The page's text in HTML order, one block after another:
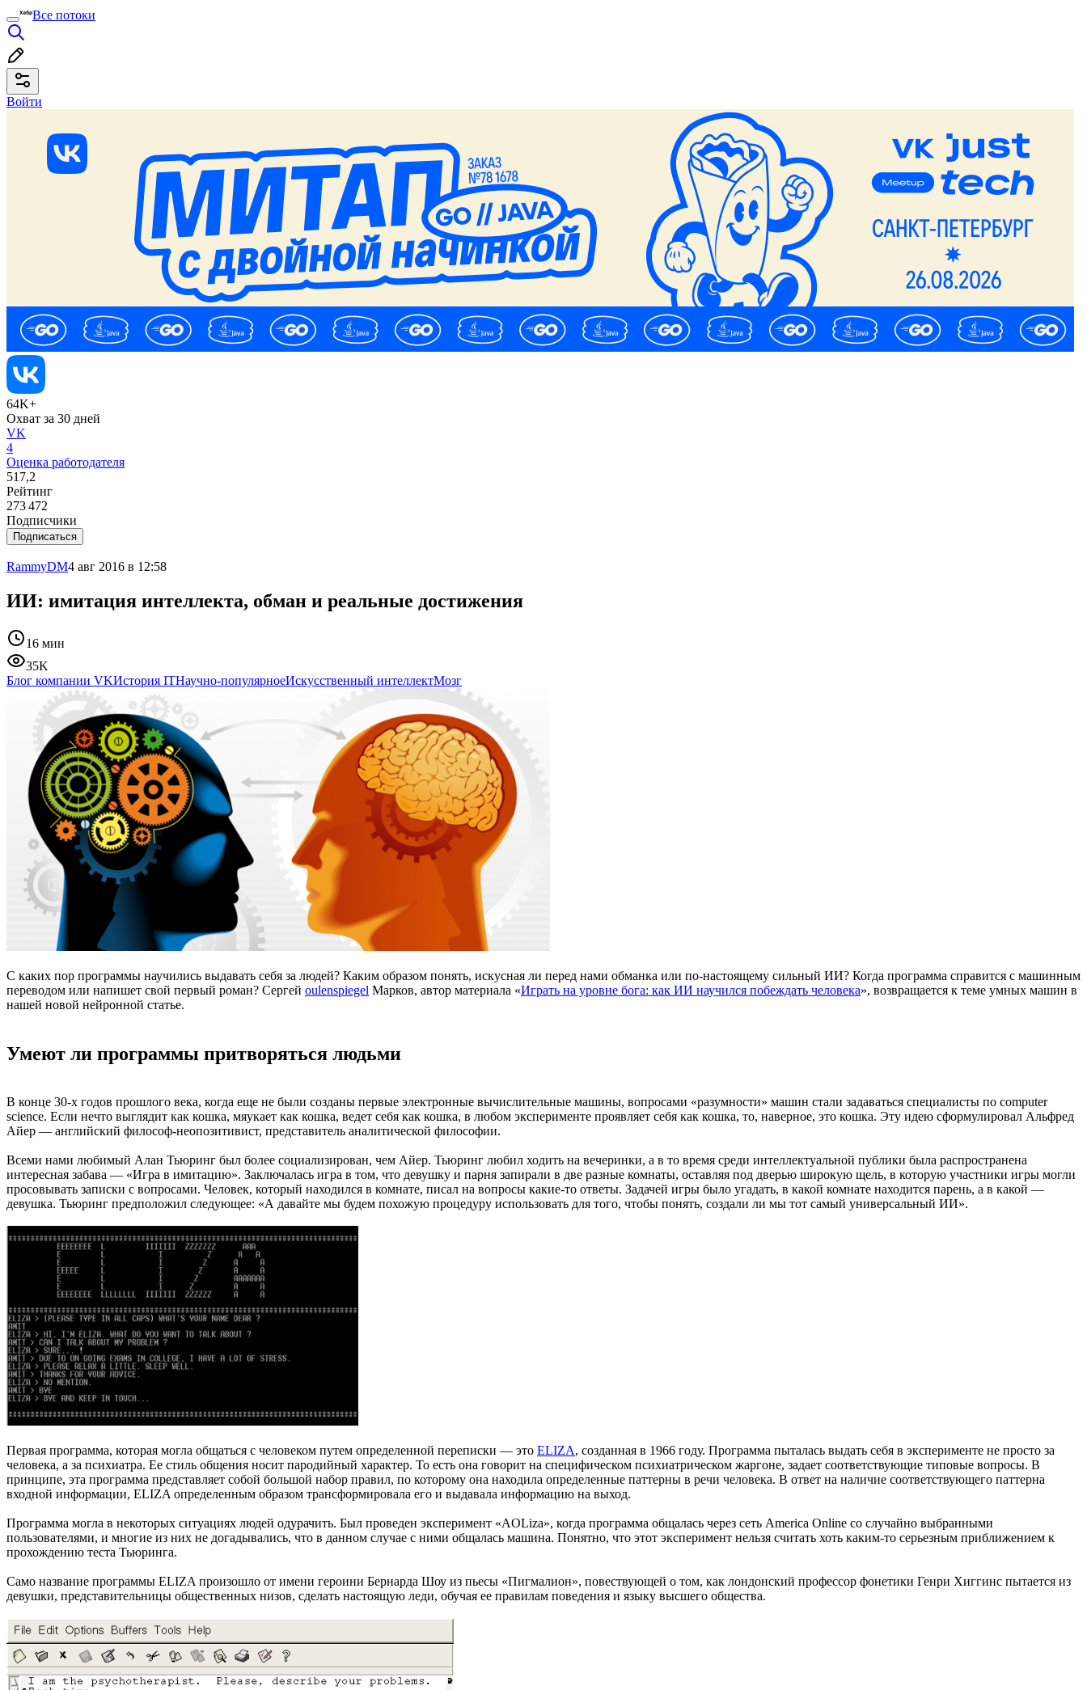
Все потоки
Войти
64K+
Охват за 30 дней
VK
4
Оценка работодателя
517,2
Рейтинг
273 472
Подписчики
Подписаться
RammyDM4 авг 2016 в 12:58
ИИ: имитация интеллекта, обман и реальные достижения
16 мин
35K
Блог компании VKИстория ITНаучно-популярноеИскусственный интеллектМозг
С каких пор программы научились выдавать себя за людей? Каким образом понять, искусная ли перед нами обманка или по-настоящему сильный ИИ? Когда программа справится с машинным
переводом или напишет свой первый роман? Сергей oulenspiegel Марков, автор материала «Играть на уровне бога: как ИИ научился побеждать человека», возвращается к теме умных машин в
нашей новой нейронной статье.
Умеют ли программы притворяться людьми
В конце 30-х годов прошлого века, когда еще не были созданы первые электронные вычислительные машины, вопросами «разумности» машин стали задаваться специалисты по computer
science. Если нечто выглядит как кошка, мяукает как кошка, ведет себя как кошка, в любом эксперименте проявляет себя как кошка, то, наверное, это кошка. Эту идею сформулировал Альфред
Айер — английский философ-неопозитивист, представитель аналитической философии.
Всеми нами любимый Алан Тьюринг был более социализирован, чем Айер. Тьюринг любил ходить на вечеринки, а в то время среди интеллектуальной публики была распространена
интересная забава — «Игра в имитацию». Заключалась игра в том, что девушку и парня запирали в две разные комнаты, оставляя под дверью широкую щель, в которую участники игры могли
просовывать записки с вопросами. Человек, который находился в комнате, писал на вопросы какие-то ответы. Задачей игры было угадать, в какой комнате находится парень, а в какой —
девушка. Тьюринг предположил следующее: «А давайте мы будем похожую процедуру использовать для того, чтобы понять, создали ли мы тот самый универсальный ИИ».
Первая программа, которая могла общаться с человеком путем определенной переписки — это ELIZA, созданная в 1966 году. Программа пыталась выдать себя в эксперименте не просто за
человека, а за психиатра. Ее стиль общения носит пародийный характер. То есть она говорит на специфическом психиатрическом жаргоне, задает соответствующие типовые вопросы. В
принципе, эта программа представляет собой большой набор правил, по которому она находила определенные паттерны в речи человека. В ответ на наличие соответствующего паттерна
входной информации, ELIZA определенным образом трансформировала его и выдавала информацию на выход.
Программа могла в некоторых ситуациях людей одурачить. Был проведен эксперимент «AOLiza», когда программа общалась через сеть America Online со случайно выбранными
пользователями, и многие из них не догадывались, что в данном случае с ними общалась машина. Понятно, что этот эксперимент нельзя считать хоть каким-то серьезным приближением к
прохождению теста Тьюринга.
Cамо название программы ELIZA произошло от имени героини Бернарда Шоу из пьесы «Пигмалион», повествующей о том, как лондонский профессор фонетики Генри Хиггинс пытается из
девушки, представительницы общественных низов, сделать настоящую леди, обучая ее правилам поведения и языку высшего общества.